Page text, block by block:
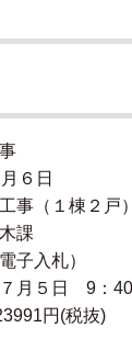
６日
事（１棟２戸）
課
子入札）
７月５日 9：40
円(税抜)